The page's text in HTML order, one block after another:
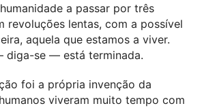
a passar por três
revoluções lentas, com a possível
aquela que estamos a viver.
diga-se — está terminada.
foi a própria invenção da
viveram muito tempo com